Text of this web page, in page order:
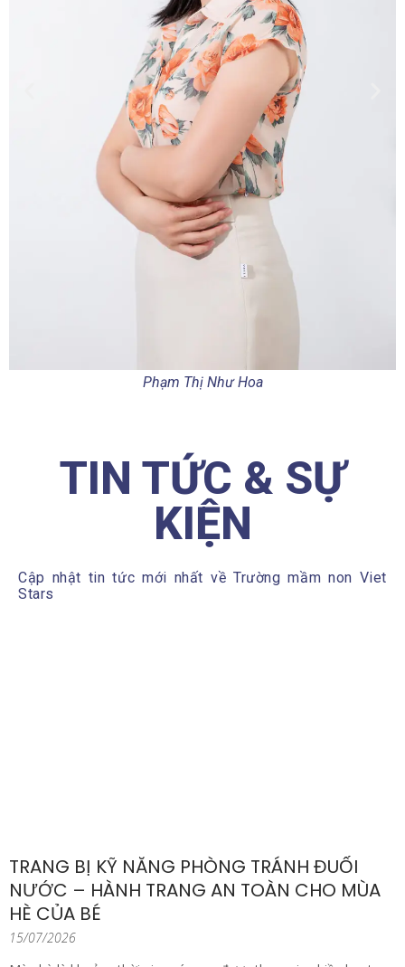
Phạm Thị Như Hoa
TIN TỨC & SỰ
KIỆN
Cập nhật tin tức mới nhất về Trường mầm non Viet
Stars
TRANG BỊ KỸ NĂNG PHÒNG TRÁNH ĐUỐI
NƯỚC – HÀNH TRANG AN TOÀN CHO MÙA
HÈ CỦA BÉ
15/07/2026